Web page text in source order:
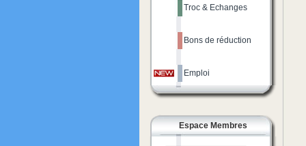
Troc & Echanges
Bons de réduction
Emploi
Espace Membres